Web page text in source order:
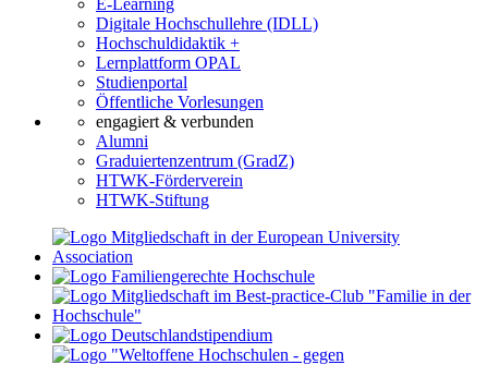
E-Learning
Digitale Hochschullehre (IDLL)
Hochschuldidaktik +
Lernplattform OPAL
Studienportal
Öffentliche Vorlesungen
engagiert & verbunden
Alumni
Graduiertenzentrum (GradZ)
HTWK-Förderverein
HTWK-Stiftung